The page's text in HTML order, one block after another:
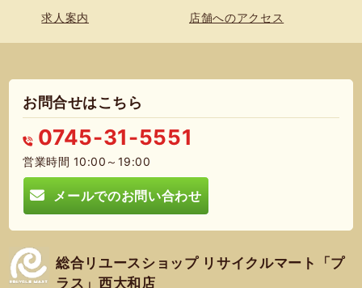
求人案内 店舗へのアクセス
お問合せはこちら
0745-31-5551
営業時間 10:00～19:00
メールでのお問い合わせ
総合リユースショップ リサイクルマート「プ
ラス」西大和店